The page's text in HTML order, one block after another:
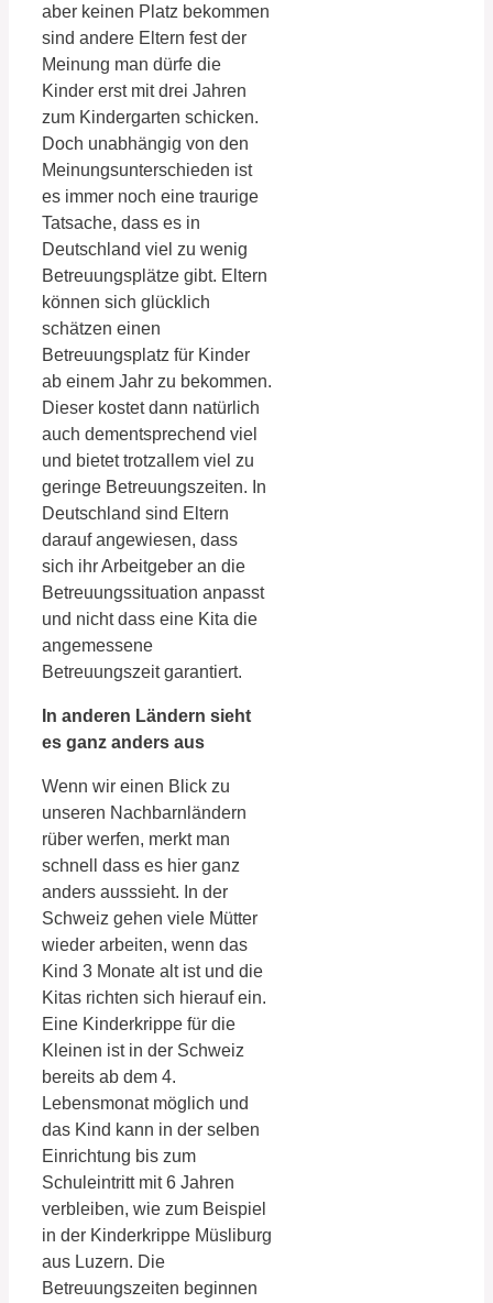
aber keinen Platz bekommen
sind andere Eltern fest der
Meinung man dürfe die
Kinder erst mit drei Jahren
zum Kindergarten schicken.
Doch unabhängig von den
Meinungsunterschieden ist
es immer noch eine traurige
Tatsache, dass es in
Deutschland viel zu wenig
Betreuungsplätze gibt. Eltern
können sich glücklich
schätzen einen
Betreuungsplatz für Kinder
ab einem Jahr zu bekommen.
Dieser kostet dann natürlich
auch dementsprechend viel
und bietet trotzallem viel zu
geringe Betreuungszeiten. In
Deutschland sind Eltern
darauf angewiesen, dass
sich ihr Arbeitgeber an die
Betreuungssituation anpasst
und nicht dass eine Kita die
angemessene
Betreuungszeit garantiert.
In anderen Ländern sieht
es ganz anders aus
Wenn wir einen Blick zu
unseren Nachbarnländern
rüber werfen, merkt man
schnell dass es hier ganz
anders ausssieht. In der
Schweiz gehen viele Mütter
wieder arbeiten, wenn das
Kind 3 Monate alt ist und die
Kitas richten sich hierauf ein.
Eine Kinderkrippe für die
Kleinen ist in der Schweiz
bereits ab dem 4.
Lebensmonat möglich und
das Kind kann in der selben
Einrichtung bis zum
Schuleintritt mit 6 Jahren
verbleiben, wie zum Beispiel
in der Kinderkrippe Müsliburg
aus Luzern. Die
Betreuungszeiten beginnen